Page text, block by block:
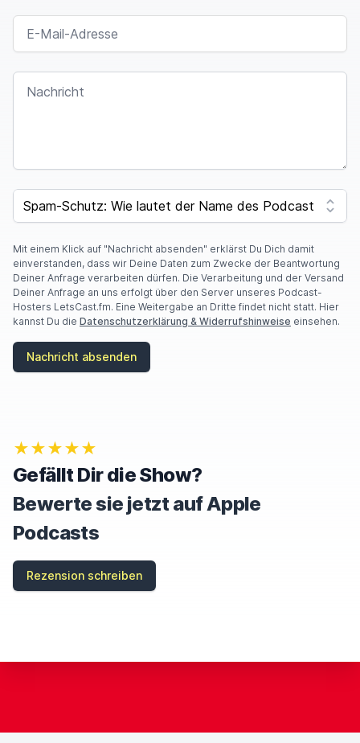
E-MAIL-ADRESSE
NACHRICHT
F
O
A
R
E
A
H
U
R
E
T
H
I
S
F
E
SPAM CAPTCHA
Mit einem Klick auf "Nachricht absenden" erklärst Du Dich damit
einverstanden, dass wir Deine Daten zum Zwecke der Beantwortung
Deiner Anfrage verarbeiten dürfen. Die Verarbeitung und der Versand
Deiner Anfrage an uns erfolgt über den Server unseres Podcast-
Hosters LetsCast.fm. Eine Weitergabe an Dritte findet nicht statt. Hier
kannst Du die Datenschutzerklärung & Widerrufshinweise einsehen.
Nachricht absenden
★★★★★
Gefällt Dir die Show?
Bewerte sie jetzt auf Apple
Podcasts
Rezension schreiben